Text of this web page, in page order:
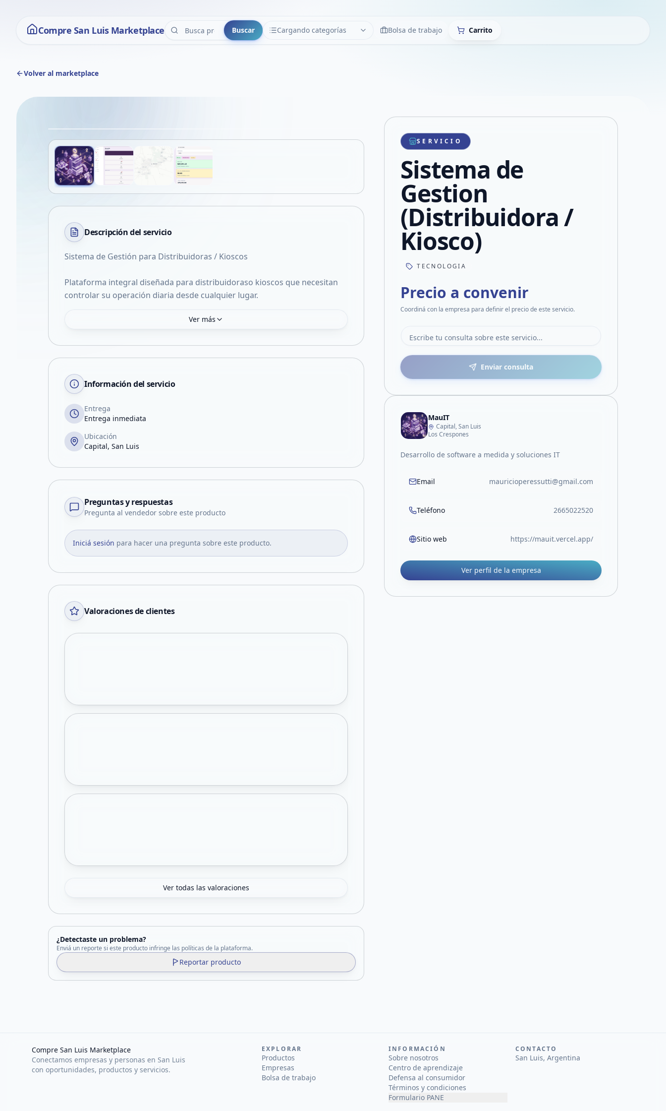
Compre San Luis Marketplace Buscar Cargando categorías
CATEGORÍAS LimpiarBolsa de trabajo Carrito
Volver al marketplace
Compartir producto
Compartir por WhatsApp
Compartir por mail
Compartir en Facebook
Descripción del servicio
Sistema de Gestión para Distribuidoras / Kioscos
Plataforma integral diseñada para distribuidoraso kioscos que necesitan
controlar su operación diaria desde cualquier lugar.
Ver más
Información del servicio
Entrega
Entrega inmediata
Ubicación
Capital, San Luis
Preguntas y respuestas
Pregunta al vendedor sobre este producto
Iniciá sesión para hacer una pregunta sobre este producto.
Valoraciones de clientes
Ver todas las valoraciones
¿Detectaste un problema?
Enviá un reporte si este producto infringe las políticas de la plataforma.
Reportar producto
SERVICIO
Sistema de
Gestion
(Distribuidora /
Kiosco)
TECNOLOGIA
Precio a convenir
Coordiná con la empresa para definir el precio de este servicio.
Enviar consulta
MauIT
Capital, San Luis
Los Crespones
Desarrollo de software a medida y soluciones IT
Email mauricioperessutti@gmail.com
Teléfono 2665022520
Sitio web https://mauit.vercel.app/
Ver perfil de la empresa
Compre San Luis Marketplace
Conectamos empresas y personas en San Luis
con oportunidades, productos y servicios.
EXPLORAR
Productos
Empresas
Bolsa de trabajo
INFORMACIÓN
Sobre nosotros
Centro de aprendizaje
Defensa al consumidor
Términos y condiciones
Formulario PANE
CONTACTO
San Luis, Argentina